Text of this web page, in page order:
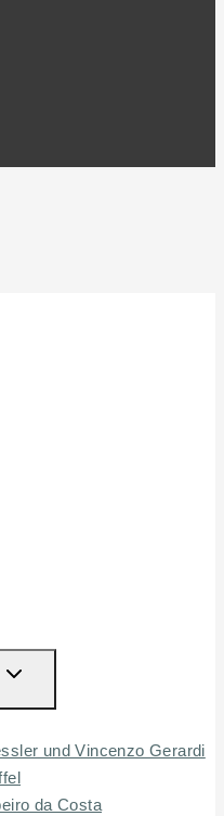
TOGGLE
CHILD
und Vincenzo Gerardi
da Costa